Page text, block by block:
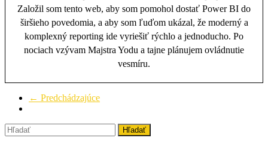
Založil som tento web, aby som pomohol dostať Power BI do
širšieho povedomia, a aby som ľuďom ukázal, že moderný a
komplexný reporting ide vyriešiť rýchlo a jednoducho. Po
nociach vzývam Majstra Yodu a tajne plánujem ovládnutie
vesmíru.
← Predchádzajúce